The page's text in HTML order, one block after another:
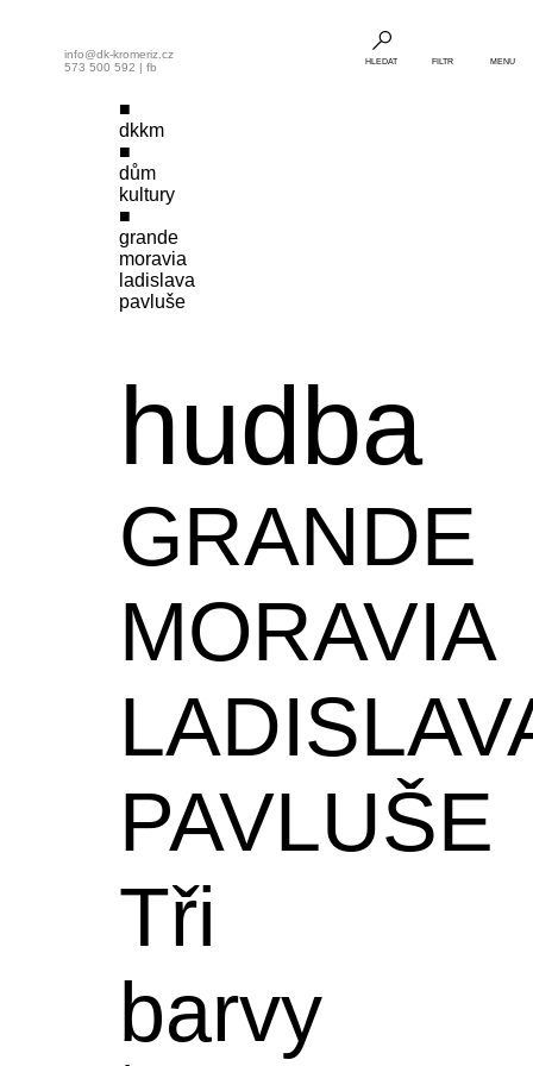
dkkm
dům
kultury
grande
moravia
ladislava
pavluše
hudba
GRANDE
MORAVIA
PAVLUŠE
Tři
barvy
info@dk-kromeriz.cz
573 500 592 | fb HLEDAT FILTR MENU